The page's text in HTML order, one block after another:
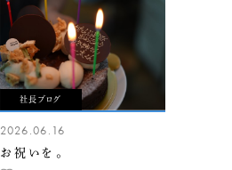
社長ブログ
2026.06.16
お祝いを。